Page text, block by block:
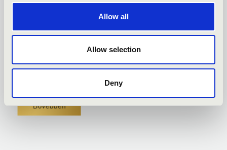
Allow all
Allow selection
Deny
Szeged - Korzó Zeneház
MESE - NEM CSAK GYERMEKEKNEK
Vasárnapi Matinéhangversenyek - Szeged
Jegyár:
Bővebben